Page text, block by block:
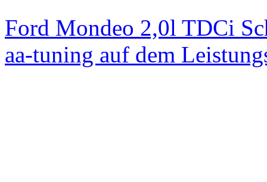
Ford Mondeo 2,0l TDCi
aa-tuning auf dem